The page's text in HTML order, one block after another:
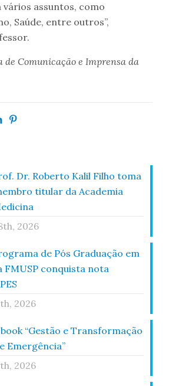
assuntos, como
Saúde, entre outros”,
de Comunicação e Imprensa da
Dr. Roberto Kalil Filho toma
titular da Academia
2026
de Pós Graduação em
FMUSP conquista nota
2026
“Gestão e Transformação
Emergência”
2026